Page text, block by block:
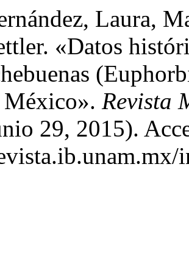
Laura,
«Datos
México». Revista
29, 2015).